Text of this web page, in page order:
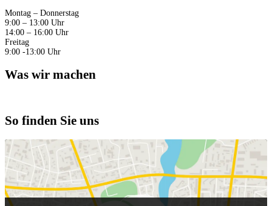
Montag – Donnerstag
9:00 – 13:00 Uhr
14:00 – 16:00 Uhr
Freitag
9:00 -13:00 Uhr
Was wir machen
So finden Sie uns